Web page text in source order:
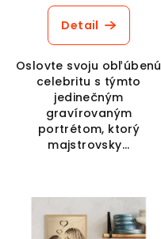
Detail
Oslovte svoju obľúbenú
celebritu s týmto
jedinečným
gravírovaným
portrétom, ktorý
majstrovsky...